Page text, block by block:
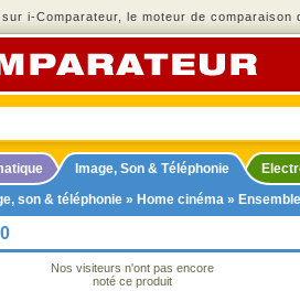
i-Comparateur, le moteur de comparaison
Image, Son & Téléphonie
son & téléphonie » Home cinéma »
Nos visiteurs n'ont pas encore
noté ce produit